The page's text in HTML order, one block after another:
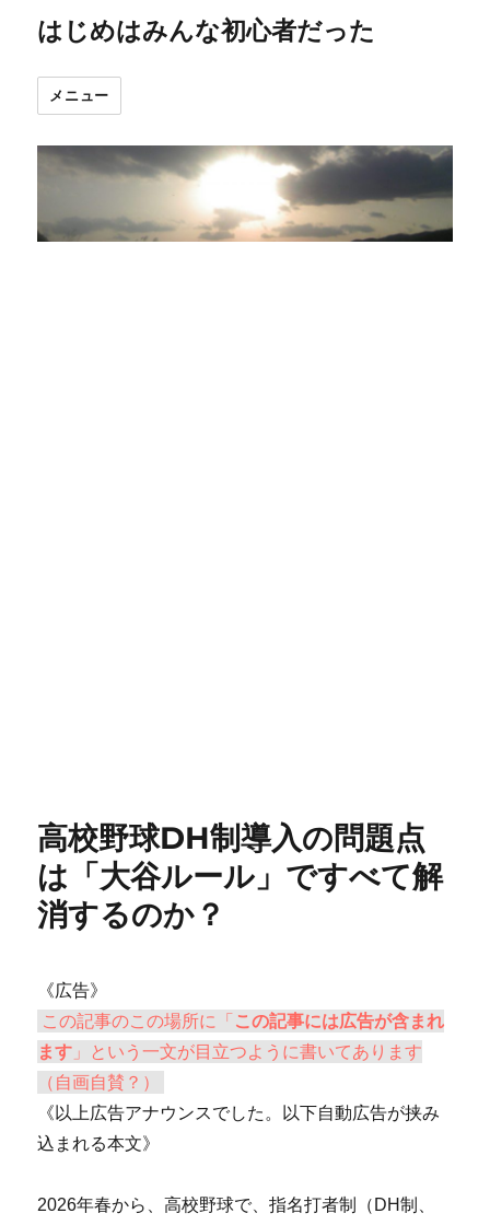
はじめはみんな初心者だった
メニュー
高校野球DH制導入の問題点
は「大谷ルール」ですべて解
消するのか？
《広告》
この記事のこの場所に「 この記事には広告が含まれ
ます 」という一文が目立つように書いてあります
（自画自賛？）
《以上広告アナウンスでした。以下自動広告が挟み
込まれる本文》
2026年春から、高校野球で、指名打者制（DH制、